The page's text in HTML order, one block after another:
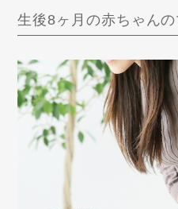
生後8ヶ月の赤ちゃん